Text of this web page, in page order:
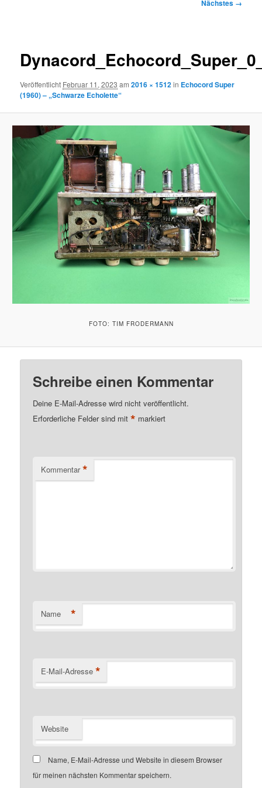
Nächstes →
Veröffentlicht Februar 11, 2023 am2016 × 1512in Echocord Super
(1960) – „Schwarze Echolette“
FOTO: TIM FRODERMANN
Schreibe einen Kommentar
Deine E-Mail-Adresse wird nicht veröffentlicht.
Erforderliche Felder sind mit* markiert
Kommentar *
Name *
E-Mail-Adresse *
Website
Name, E-Mail-Adresse und Website in diesem Browser
für meinen nächsten Kommentar speichern.